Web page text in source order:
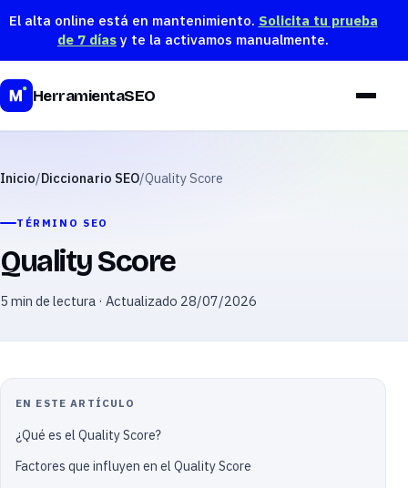
El alta online está en mantenimiento. Solicita tu prueba
de 7 días y te la activamos manualmente.
HerramientaSEO
Inicio/Diccionario SEO/Quality Score
TÉRMINO SEO
Quality Score
5 min de lectura · Actualizado 28/07/2026
EN ESTE ARTÍCULO
¿Qué es el Quality Score?
Factores que influyen en el Quality Score